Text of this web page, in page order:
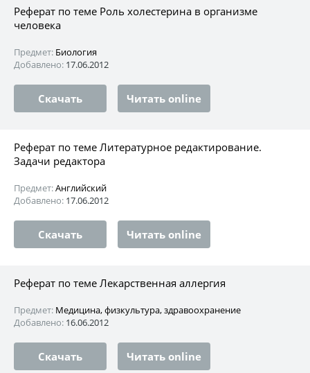
Реферат по теме Роль холестерина в организме
человека
Предмет: Биология
Добавлено: 17.06.2012
Скачать Читать online
Реферат по теме Литературное редактирование.
Задачи редактора
Предмет:Английский
Добавлено: 17.06.2012
Скачать Читать online
Реферат по теме Лекарственная аллергия
Предмет: Медицина, физкультура, здравоохранение
Добавлено: 16.06.2012
Скачать Читать online